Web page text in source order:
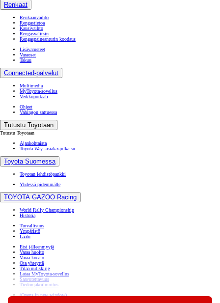
Renkaat
Renkaanvaihto
Rengastietoa
Kausivaihto
Rengasvalitsin
Rengaspaineanturin koodaus
Lisävarusteet
Varaosat
Takuu
Connected-palvelut
Multimedia
MyToyota-sovellus
Verkkoportaali
Ohjeet
Vahingon sattuessa
Tutustu Toyotaan
Tutustu Toyotaan
Ajankohtaista
Toyota Way -asiakasjulkaisu
Toyota Suomessa
Toyotan lehdistöpankki
Yhdessä pidemmälle
TOYOTA GAZOO Racing
World Rally Championship
Historia
Turvallisuus
Ympäristö
Laatu
Etsi jälleenmyyjä
Varaa huolto
Varaa koeajo
Ota yhteyttä
Tilaa uutiskirje
Lataa MyToyota-sovellus
Saavutettavuus
Tiedonjakoilmoitus
(Opens in new window)